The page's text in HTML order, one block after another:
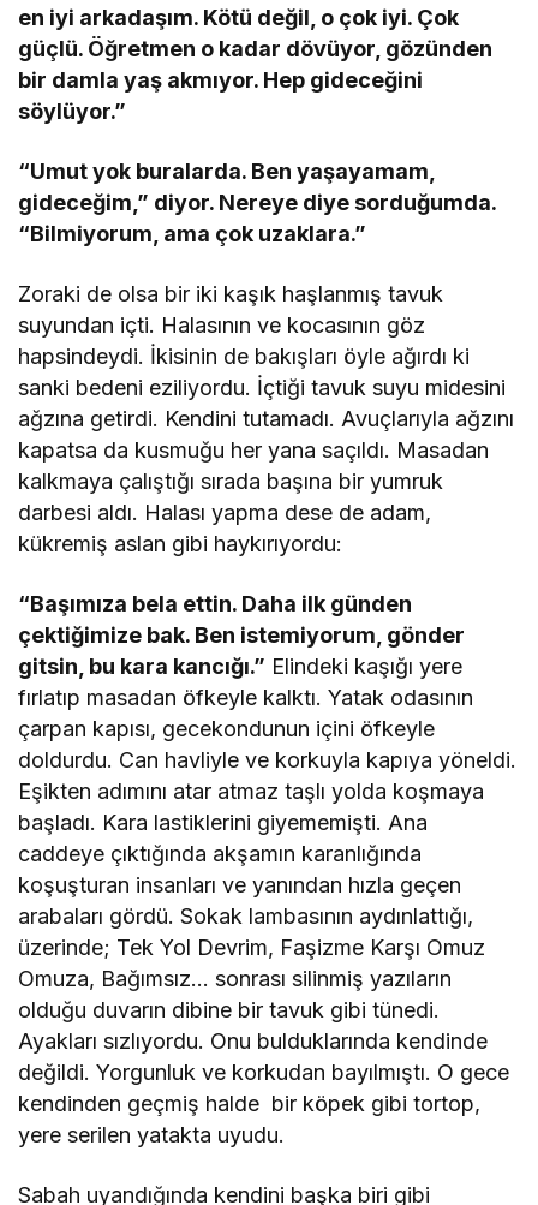
en iyi arkadaşım. Kötü değil, o çok iyi. Çok
güçlü. Öğretmen o kadar dövüyor, gözünden
bir damla yaş akmıyor. Hep gideceğini
söylüyor.”
“Umut yok buralarda. Ben yaşayamam,
gideceğim,” diyor. Nereye diye sorduğumda.
“Bilmiyorum, ama çok uzaklara.”
Zoraki de olsa bir iki kaşık haşlanmış tavuk
suyundan içti. Halasının ve kocasının göz
hapsindeydi. İkisinin de bakışları öyle ağırdı ki
sanki bedeni eziliyordu. İçtiği tavuk suyu midesini
ağzına getirdi. Kendini tutamadı. Avuçlarıyla ağzını
kapatsa da kusmuğu her yana saçıldı. Masadan
kalkmaya çalıştığı sırada başına bir yumruk
darbesi aldı. Halası yapma dese de adam,
kükremiş aslan gibi haykırıyordu:
“Başımıza bela ettin. Daha ilk günden
çektiğimize bak. Ben istemiyorum, gönder
gitsin, bu kara kancığı.” Elindeki kaşığı yere
fırlatıp masadan öfkeyle kalktı. Yatak odasının
çarpan kapısı, gecekondunun içini öfkeyle
doldurdu. Can havliyle ve korkuyla kapıya yöneldi.
Eşikten adımını atar atmaz taşlı yolda koşmaya
başladı. Kara lastiklerini giyememişti. Ana
caddeye çıktığında akşamın karanlığında
koşuşturan insanları ve yanından hızla geçen
arabaları gördü. Sokak lambasının aydınlattığı,
üzerinde; Tek Yol Devrim, Faşizme Karşı Omuz
Omuza, Bağımsız… sonrası silinmiş yazıların
olduğu duvarın dibine bir tavuk gibi tünedi.
Ayakları sızlıyordu. Onu bulduklarında kendinde
değildi. Yorgunluk ve korkudan bayılmıştı. O gece
kendinden geçmiş halde bir köpek gibi tortop,
yere serilen yatakta uyudu.
Sabah uyandığında kendini başka biri gibi